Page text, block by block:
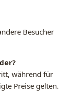
Besucher
während für
Preise gelten.